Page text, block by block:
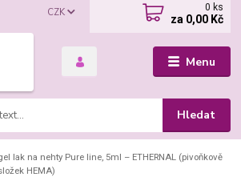
Menu
CZK
Hledat
0 ks
za 0,00 Kč
lak na nehty Pure line, 5ml – ETHERNAL (pivoňkově
HEMA)